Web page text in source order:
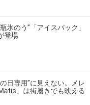
氷のう”「アイスパック」
登場
日専用”に見えない。メレ
」は街履きでも映える